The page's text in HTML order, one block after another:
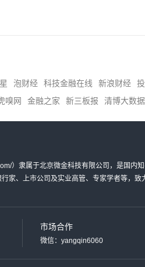
泡财经 科技金融在线 新浪财经
嗅网 金融之家 新三板报 清博大数据
）隶属于北京微金科技有限公司，是国内
家、上市公司及实业高管、专家学者等，
市场合作
微信：yangqin6060